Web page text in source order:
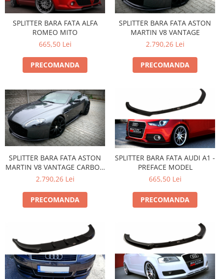
SPLITTER BARA FATA ALFA
ROMEO MITO
665,50 Lei
PRECOMANDA
SPLITTER BARA FATA ASTON
MARTIN V8 VANTAGE
2.790,26 Lei
PRECOMANDA
SPLITTER BARA FATA ASTON
MARTIN V8 VANTAGE CARBON
FIBRE LOOK
2.790,26 Lei
PRECOMANDA
SPLITTER BARA FATA AUDI A1 -
PREFACE MODEL
665,50 Lei
PRECOMANDA